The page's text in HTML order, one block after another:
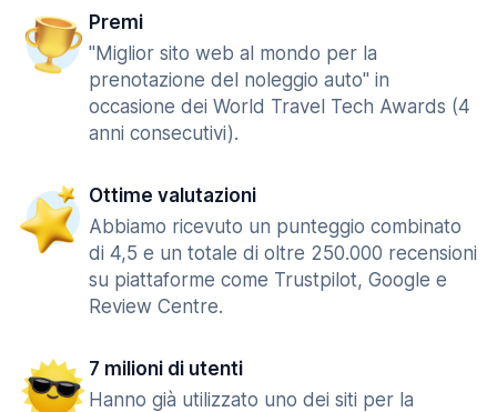
Premi
"Miglior sito web al mondo per la
prenotazione del noleggio auto" in
occasione dei World Travel Tech Awards (4
anni consecutivi).
Ottime valutazioni
Abbiamo ricevuto un punteggio combinato
di 4,5 e un totale di oltre 250.000 recensioni
su piattaforme come Trustpilot, Google e
Review Centre.
7 milioni di utenti
Hanno già utilizzato uno dei siti per la